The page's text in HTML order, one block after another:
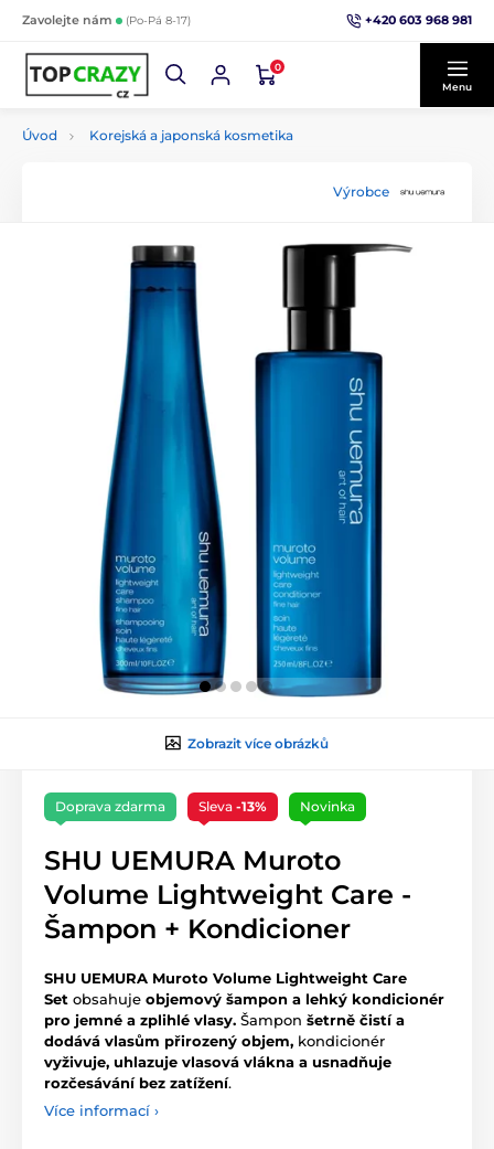
Zavolejte nám (Po-Pá 8-17) +420 603 968 981
0
Menu
Úvod Korejská a japonská kosmetika
Výrobce
Zobrazit více obrázků
Doprava zdarma Sleva -13% Novinka
SHU UEMURA Muroto
Volume Lightweight Care -
Šampon + Kondicioner
SHU UEMURA Muroto Volume Lightweight Care
Set obsahuje objemový šampon a lehký kondicionér
pro jemné a zplihlé vlasy. Šampon šetrně čistí a
dodává vlasům přirozený objem, kondicionér
vyživuje, uhlazuje vlasová vlákna a usnadňuje
rozčesávání bez zatížení.
Více informací ›